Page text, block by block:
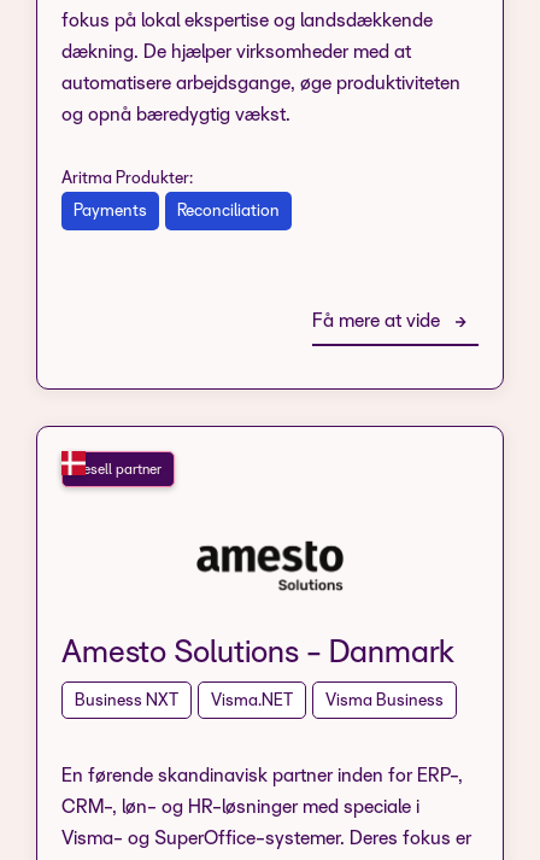
fokus på lokal ekspertise og landsdækkende
dækning. De hjælper virksomheder med at
automatisere arbejdsgange, øge produktiviteten
og opnå bæredygtig vækst.
Aritma Produkter:
Payments Reconciliation
Få mere at vide
Resell partner
Amesto Solutions - Danmark
Business NXT Visma.NET Visma Business
En førende skandinavisk partner inden for ERP-,
CRM-, løn- og HR-løsninger med speciale i
Visma- og SuperOffice-systemer. Deres fokus er